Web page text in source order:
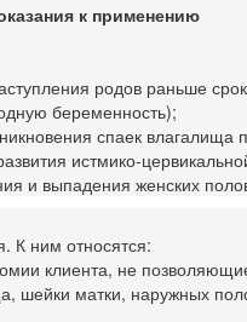
к применению
родов раньше
беременность);
спаек влагалища
истмико-
и выпадения женских
К ним относятся:
клиента, не
шейки матки, наружных